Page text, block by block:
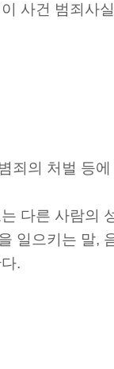
사건 범죄사
죄의 처벌 등
다른 사람의
일으키는 말,
.